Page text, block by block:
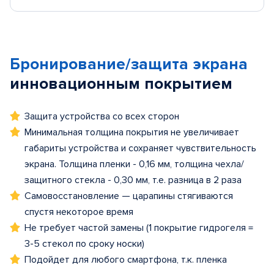
Бронирование/защита экрана
инновационным покрытием
Защита устройства со всех сторон
Минимальная толщина покрытия не увеличивает
габариты устройства и сохраняет чувствительность
экрана. Толщина пленки - 0,16 мм, толщина чехла/
защитного стекла - 0,30 мм, т.е. разница в 2 раза
Самовосстановление — царапины стягиваются
спустя некоторое время
Не требует частой замены (1 покрытие гидрогеля =
3-5 стекол по сроку носки)
Подойдет для любого смартфона, т.к. пленка